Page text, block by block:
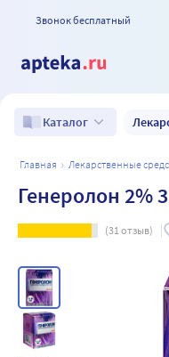
Звонок бесплатный
Каталог
главная лекарственные
Генеролон 2%
(31отзыв)